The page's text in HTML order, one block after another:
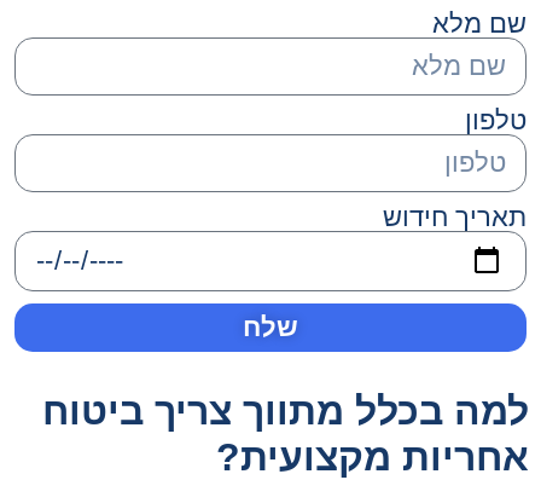
שם מלא
טלפון
תאריך חידוש
שלח
למה בכלל מתווך צריך ביטוח
אחריות מקצועית?